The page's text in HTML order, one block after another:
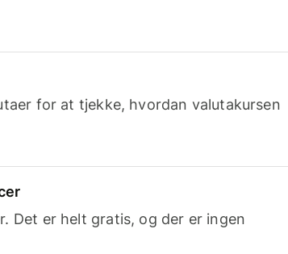
for at tjekke, hvordan valutakursen
Det er helt gratis, og der er ingen